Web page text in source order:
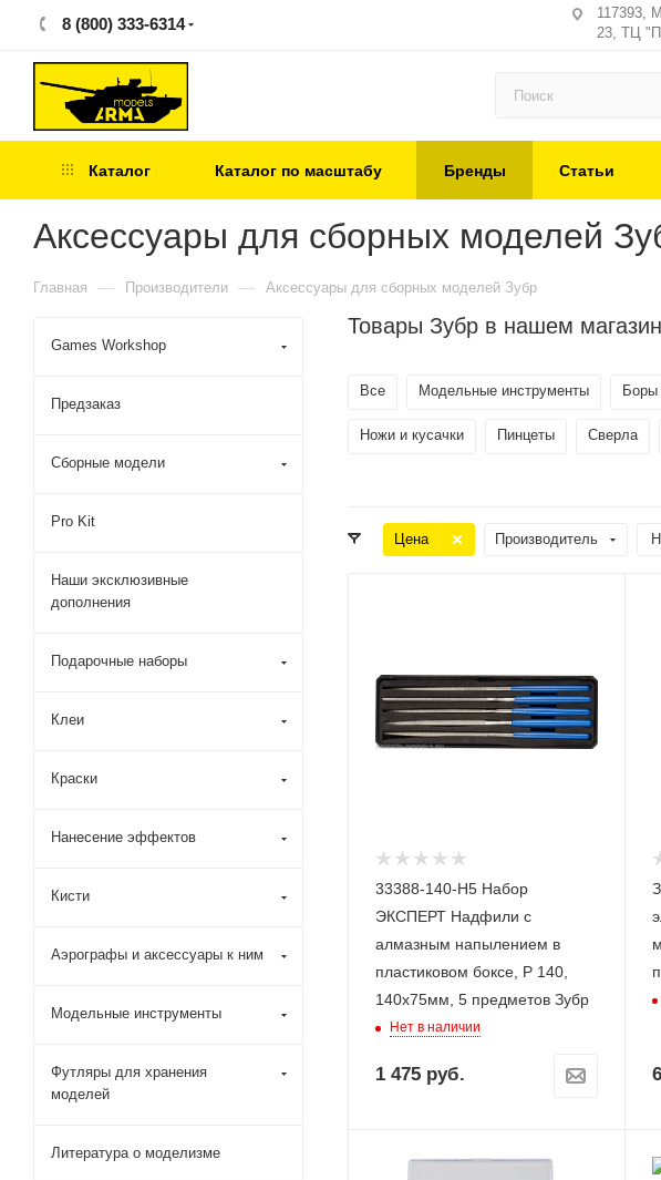
8 (800) 333-6314
117393,
23, ТЦ
Каталог Каталог по масштабу Бренды Статьи
Аксессуары для сборных моделей
Главная — Производители — Аксессуары для сборных моделей Зубр
Товары Зубр в нашем
Все Модельные инструменты Боры
Ножи и кусачки Пинцеты Сверла
Цена Производитель
33388-140-H5 Набор
ЭКСПЕРТ Надфили с
алмазным напылением в
пластиковом боксе, P 140,
140х75мм, 5 предметов Зубр
Нет в наличии
1 475 руб.
Games Workshop
Предзаказ
Сборные модели
Pro Kit
Наши эксклюзивные
дополнения
Подарочные наборы
Клеи
Краски
Нанесение эффектов
Кисти
Аэрографы и аксессуары к ним
Модельные инструменты
Футляры для хранения
моделей
Литература о моделизме